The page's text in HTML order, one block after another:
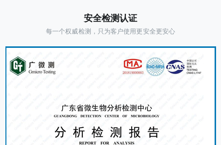
安全检测认证
每一个权威检测，只为客户使用更安全更安心